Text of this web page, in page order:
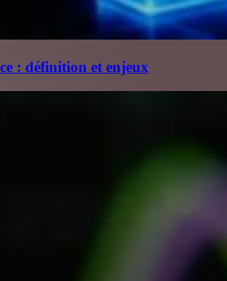
: définition et enjeux